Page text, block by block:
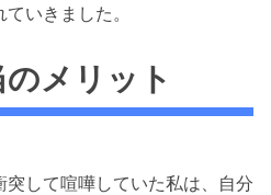
いきました。
メリット
して喧嘩していた私は、自分